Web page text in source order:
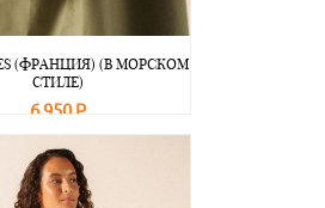
(ФРАНЦИЯ) (В МОРСКОМ
СТИЛЕ)
6 950 Р